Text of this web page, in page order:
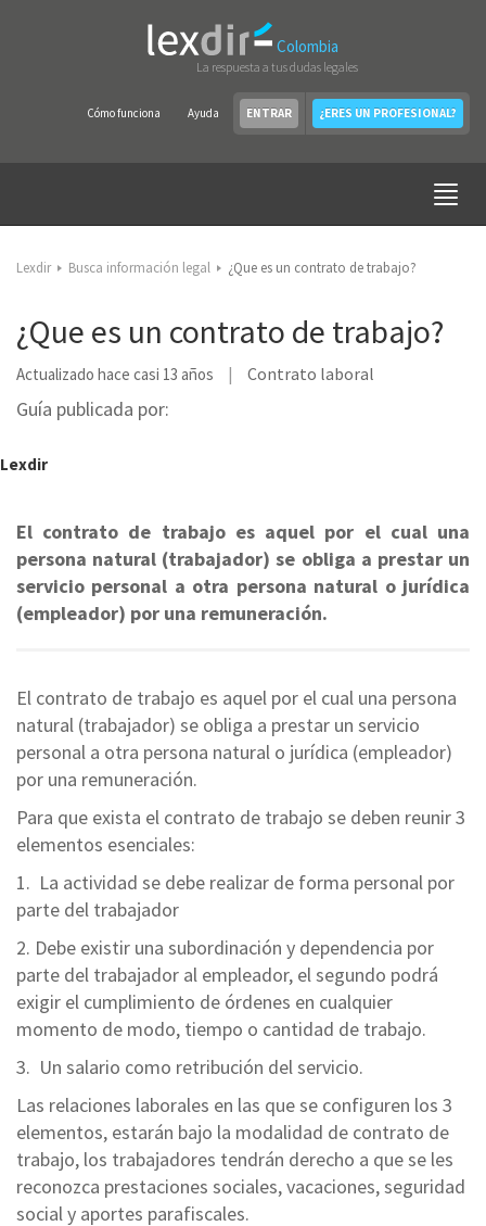
Colombia
La respuesta a tus dudas legales
Cómo funciona Ayuda ENTRAR ¿ERES UN PROFESIONAL?
Lexdir Busca información legal ¿Que es un contrato de trabajo?
¿Que es un contrato de trabajo?
Actualizado hace casi 13 años Contrato laboral
Guía publicada por:
Lexdir
El contrato de trabajo es aquel por el cual una
persona natural (trabajador) se obliga a prestar un
servicio personal a otra persona natural o jurídica
(empleador) por una remuneración.
El contrato de trabajo es aquel por el cual una persona
natural (trabajador) se obliga a prestar un servicio
personal a otra persona natural o jurídica (empleador)
por una remuneración.
Para que exista el contrato de trabajo se deben reunir 3
elementos esenciales:
1. La actividad se debe realizar de forma personal por
parte del trabajador
2. Debe existir una subordinación y dependencia por
parte del trabajador al empleador, el segundo podrá
exigir el cumplimiento de órdenes en cualquier
momento de modo, tiempo o cantidad de trabajo.
3. Un salario como retribución del servicio.
Las relaciones laborales en las que se configuren los 3
elementos, estarán bajo la modalidad de contrato de
trabajo, los trabajadores tendrán derecho a que se les
reconozca prestaciones sociales, vacaciones, seguridad
social y aportes parafiscales.